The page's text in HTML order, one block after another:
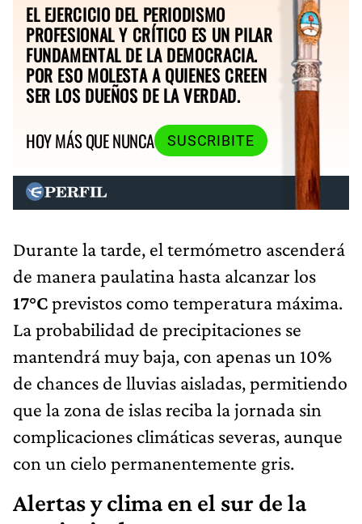
EL EJERCICIO DEL PERIODISMO
PROFESIONAL Y CRÍTICO ES UN PILAR
FUNDAMENTAL DE LA DEMOCRACIA.
POR ESO MOLESTA A QUIENES CREEN
SER LOS DUEÑOS DE LA VERDAD.
HOY MÁS QUE NUNCA
SUSCRIBITE
Durante la tarde, el termómetro ascenderá
de manera paulatina hasta alcanzar los
17°Cprevistos como temperatura máxima.
La probabilidad de precipitaciones se
mantendrá muy baja, con apenas un 10%
de chances de lluvias aisladas, permitiendo
que la zona de islas reciba la jornada sin
complicaciones climáticas severas, aunque
con un cielo permanentemente gris.
Alertas y clima en el sur de la